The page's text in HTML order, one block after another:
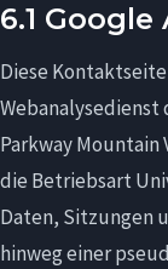
6.1
Diese
Webanalysedienst
Parkway Mountain
die Betriebsart
Daten, Sitzungen
hinweg einer